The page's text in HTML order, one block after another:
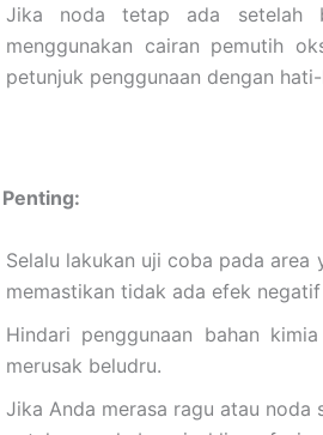
Jika noda tetap ada setelah
menggunakan cairan pemutih
petunjuk penggunaan dengan
Selalu lakukan uji coba pada
memastikan tidak ada efek
Hindari penggunaan bahan
merusak beludru.
Jika Anda merasa ragu atau